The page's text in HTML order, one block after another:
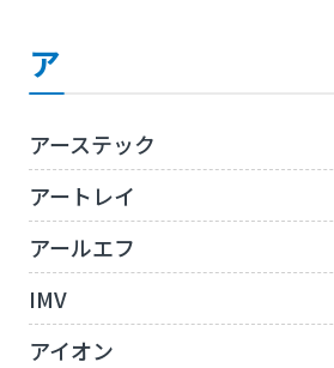
ア
アーステック
アートレイ
アールエフ
IMV
アイオン